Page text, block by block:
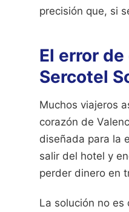
precisión que, si
El error
Sercotel
Muchos viajeros
corazón de
diseñada para la
salir del hotel y
perder dinero en
La solución no